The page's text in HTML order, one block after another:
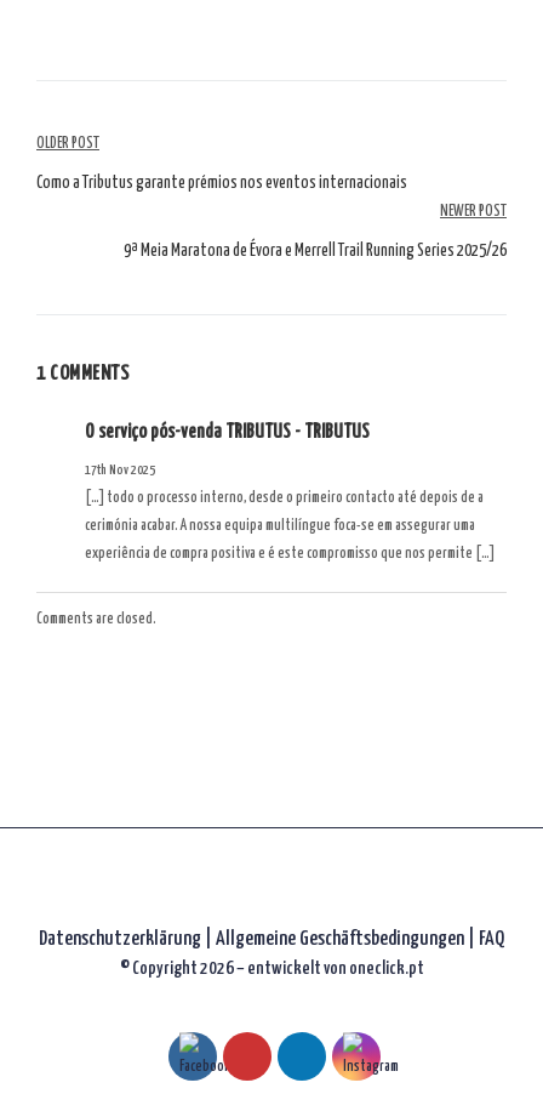
Artikelübersicht
OLDER POST
Como a Tributus garante prémios nos eventos internacionais
NEWER POST
9ª Meia Maratona de Évora e Merrell Trail Running Series 2025/26
1 COMMENTS
O serviço pós-venda TRIBUTUS - TRIBUTUS
17th Nov 2025
[…] todo o processo interno, desde o primeiro contacto até depois de a
cerimónia acabar. A nossa equipa multilíngue foca-se em assegurar uma
experiência de compra positiva e é este compromisso que nos permite […]
Comments are closed.
Datenschutzerklärung Allgemeine Geschäftsbedingungen | FAQ
© Copyright 2026 – entwickelt von oneclick.pt